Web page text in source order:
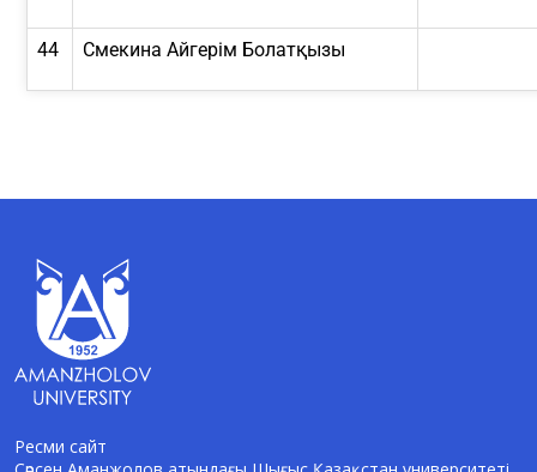
44 Смекина Айгерім Болатқызы
Ресми сайт